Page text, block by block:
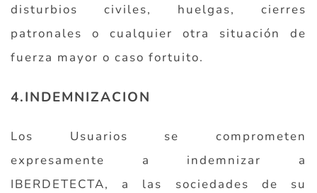
disturbios civiles, huelgas, cierres
patronales o cualquier otra situación de
fuerza mayor o caso fortuito.
4.INDEMNIZACION
Los Usuarios se comprometen
expresamente a indemnizar a
IBERDETECTA, a las sociedades de su